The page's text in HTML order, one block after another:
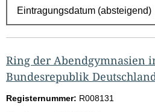
g
e
b
n
i
Ring der Abendgymnasien
Bundesrepublik
Registernummer: R008131